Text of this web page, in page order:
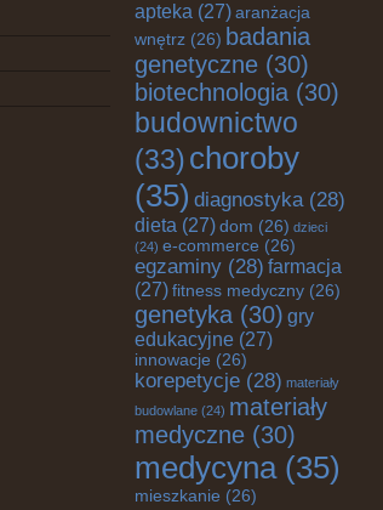
apteka (27) aranżacja
wnętrz (26) badania
genetyczne (30)
biotechnologia (30)
budownictwo
(33)choroby
(35) diagnostyka(28)
dieta (27) dom (26) dzieci
(24) e-commerce (26)
egzaminy (28) farmacja
(27) fitness medyczny (26)
genetyka (30) gry
edukacyjne (27)
innowacje (26)
korepetycje (28) materiały
budowlane (24) materiały
medyczne (30)
medycyna(35)
mieszkanie (26)